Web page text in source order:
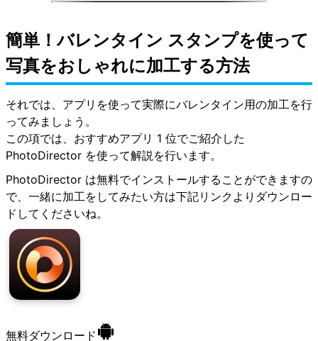
簡単！バレンタイン スタンプを使って
写真をおしゃれに加工する方法
それでは、アプリを使って実際にバレンタイン用の加工を行
ってみましょう。
この項では、おすすめアプリ 1 位でご紹介した
PhotoDirector を使って解説を行います。
PhotoDirector は無料でインストールすることができますの
で、一緒に加工をしてみたい方は下記リンクよりダウンロー
ドしてくださいね。
無料ダウンロード